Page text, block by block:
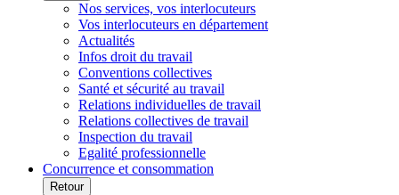
Nos services, vos interlocuteurs
Vos interlocuteurs en département
Actualités
Infos droit du travail
Conventions collectives
Santé et sécurité au travail
Relations individuelles de travail
Relations collectives de travail
Inspection du travail
Egalité professionnelle
Concurrence et consommation
Retour